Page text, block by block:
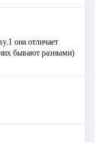
она отличает
них бывают разными)